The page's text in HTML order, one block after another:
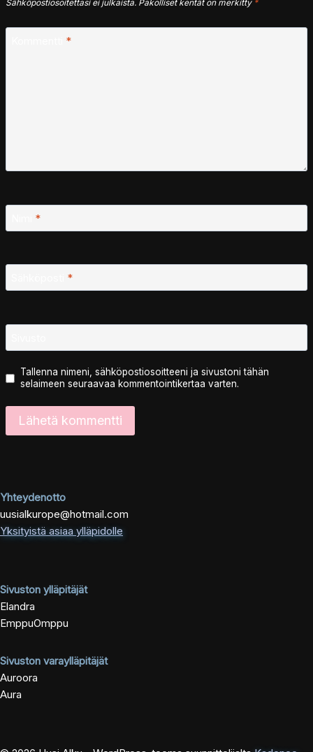
Sähköpostiosoitettasi ei julkaista. Pakolliset kentät on merkitty *
*
*
*
Tallenna nimeni, sähköpostiosoitteeni ja sivustoni tähän
selaimeen seuraavaa kommentointikertaa varten.
Yhteydenotto
uusialkurope@hotmail.com
Yksityistä asiaa ylläpidolle
Sivuston ylläpitäjät
Elandra
EmppuOmppu
Sivuston varaylläpitäjät
Auroora
Aura